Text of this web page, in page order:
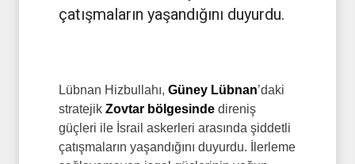
çatışmaların yaşandığını duyurdu.
Lübnan Hizbullahı, Güney Lübnan’daki
stratejik Zovtar bölgesinde direniş
güçleri ile İsrail askerleri arasında şiddetli
çatışmaların yaşandığını duyurdu. İlerleme